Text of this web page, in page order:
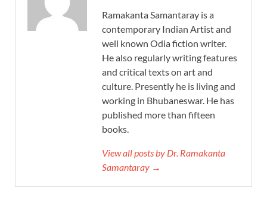
Ramakanta Samantaray is a
contemporary Indian Artist and
well known Odia fiction writer.
He also regularly writing features
and critical texts on art and
culture. Presently he is living and
working in Bhubaneswar. He has
published more than fifteen
books.
View all posts by Dr. Ramakanta
Samantaray →